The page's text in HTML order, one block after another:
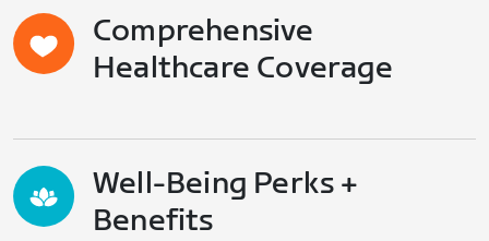
Comprehensive
Healthcare Coverage
Well-Being Perks +
Benefits